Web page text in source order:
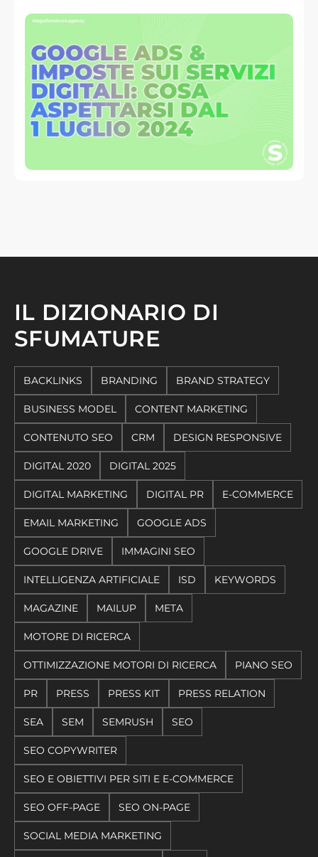
IL DIZIONARIO DI
SFUMATURE
BACKLINKS BRANDING BRAND STRATEGY
BUSINESS MODEL CONTENT MARKETING
CONTENUTO SEO CRM DESIGN RESPONSIVE
DIGITAL 2020 DIGITAL 2025
DIGITAL MARKETING DIGITAL PR E-COMMERCE
EMAIL MARKETING GOOGLE ADS
GOOGLE DRIVE IMMAGINI SEO
INTELLIGENZA ARTIFICIALE ISD KEYWORDS
MAGAZINE MAILUP META
MOTORE DI RICERCA
OTTIMIZZAZIONE MOTORI DI RICERCA PIANO SEO
PR PRESS PRESS KIT PRESS RELATION
SEA SEM SEMRUSH SEO
SEO COPYWRITER
SEO E OBIETTIVI PER SITI E E-COMMERCE
SEO OFF-PAGE SEO ON-PAGE
SOCIAL MEDIA MARKETING